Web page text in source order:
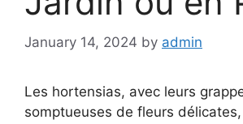
January 14, 2024 by admin
Les hortensias, avec leurs
somptueuses de fleurs